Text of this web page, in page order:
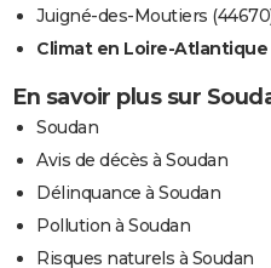
Juigné-des-Moutiers
Climat en Loire-Atlantique
En savoir plus sur
Soudan
Avis de décès à Soudan
Délinquance à Soudan
Pollution à Soudan
Risques naturels à Soudan